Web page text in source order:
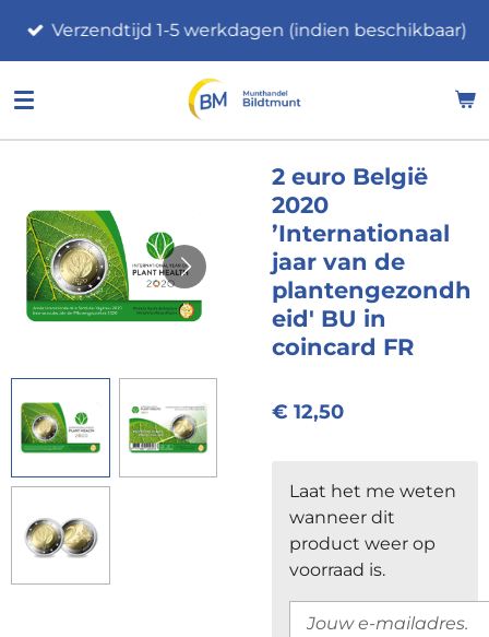
de
Verzendtijd 1-5 werkdagen (indien beschikbaar)
2 euro België
2020
’Internationaal
jaar van de
plantengezondh
eid' BU in
coincard FR
€ 12,50
Laat het me weten
wanneer dit
product weer op
voorraad is.